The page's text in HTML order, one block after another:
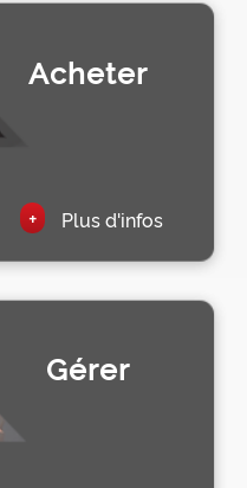
Acheter
+ Plus d'infos
Gérer